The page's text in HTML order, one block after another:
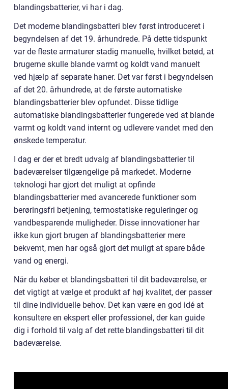
blandingsbatterier, vi har i dag.
Det moderne blandingsbatteri blev først introduceret i
begyndelsen af det 19. århundrede. På dette tidspunkt
var de fleste armaturer stadig manuelle, hvilket betød, at
brugerne skulle blande varmt og koldt vand manuelt
ved hjælp af separate haner. Det var først i begyndelsen
af det 20. århundrede, at de første automatiske
blandingsbatterier blev opfundet. Disse tidlige
automatiske blandingsbatterier fungerede ved at blande
varmt og koldt vand internt og udlevere vandet med den
ønskede temperatur.
I dag er der et bredt udvalg af blandingsbatterier til
badeværelser tilgængelige på markedet. Moderne
teknologi har gjort det muligt at opfinde
blandingsbatterier med avancerede funktioner som
berøringsfri betjening, termostatiske reguleringer og
vandbesparende muligheder. Disse innovationer har
ikke kun gjort brugen af blandingsbatterier mere
bekvemt, men har også gjort det muligt at spare både
vand og energi.
Når du køber et blandingsbatteri til dit badeværelse, er
det vigtigt at vælge et produkt af høj kvalitet, der passer
til dine individuelle behov. Det kan være en god idé at
konsultere en ekspert eller professionel, der kan guide
dig i forhold til valg af det rette blandingsbatteri til dit
badeværelse.